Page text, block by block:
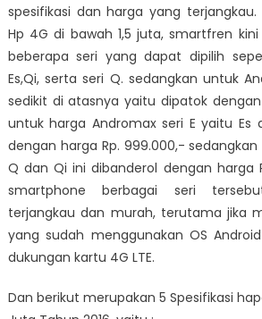
spesifikasi dan harga yang
Hp 4G di bawah 1,5 juta, smartfren
beberapa seri yang dapat dipilih
Es,Qi, serta seri Q. sedangkan untuk
sedikit di atasnya yaitu dipatok dengan
untuk harga Andromax seri E yaitu Es
dengan harga Rp. 999.000,-
Q dan Qi ini dibanderol dengan harga
smartphone berbagai seri
terjangkau dan murah, terutama jika
yang sudah menggunakan OS
dukungan kartu 4G LTE.
Dan berikut merupakan 5 Spesifikasi